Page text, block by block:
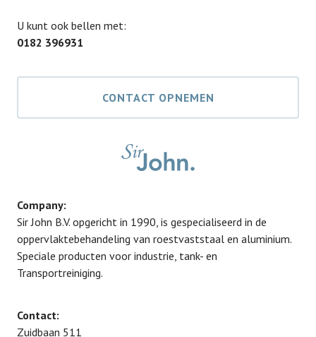
U kunt ook bellen met:
0182 396931
CONTACT OPNEMEN
Company:
Sir John B.V. opgericht in 1990, is gespecialiseerd in de
oppervlaktebehandeling van roestvaststaal en aluminium.
Speciale producten voor industrie, tank- en
Transportreiniging.
Contact:
Zuidbaan 511